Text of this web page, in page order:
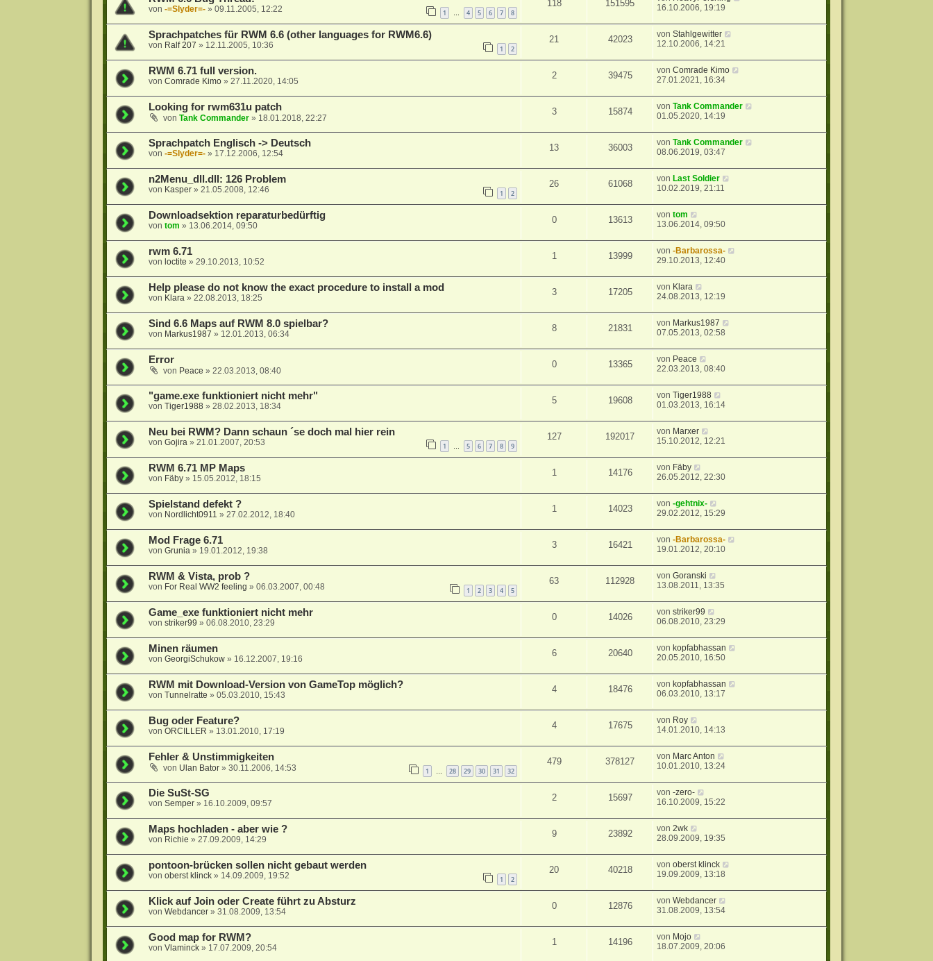
von -=Slyder=-» 09.11.2005, 12:22 1 … 4 5 6 7 8
118 151595
16.10.2006, 19:19
Sprachpatches für RWM 6.6 (other languages for RWM6.6)
von Ralf 207 » 12.11.2005, 10:36 1 2
21 42023 vonStahlgewitter
12.10.2006, 14:21
RWM 6.71 full version.
von Comrade Kimo» 27.11.2020, 14:05
2 39475 vonComrade Kimo
27.01.2021, 16:34
Looking for rwm631u patch
von Tank Commander» 18.01.2018, 22:27
3 15874 vonTank Commander
01.05.2020, 14:19
Sprachpatch Englisch -> Deutsch
von -=Slyder=-» 17.12.2006, 12:54
13 36003 vonTank Commander
08.06.2019, 03:47
n2Menu_dll.dll: 126 Problem
von Kasper» 21.05.2008, 12:46 1 2
26 61068 von Last Soldier
10.02.2019, 21:11
Downloadsektion reparaturbedürftig
von tom » 13.06.2014, 09:50
0 13613 vontom
13.06.2014, 09:50
rwm 6.71
von loctite » 29.10.2013, 10:52
1 13999 von-Barbarossa-
29.10.2013, 12:40
Help please do not know the exact procedure to install a mod
von Klara» 22.08.2013, 18:25
3 17205 von Klara
24.08.2013, 12:19
Sind 6.6 Maps auf RWM 8.0 spielbar?
von Markus1987 » 12.01.2013, 06:34
8 21831 von Markus1987
07.05.2013, 02:58
Error
von Peace » 22.03.2013, 08:40
0 13365 von Peace
22.03.2013, 08:40
"game.exe funktioniert nicht mehr"
von Tiger1988» 28.02.2013, 18:34
5 19608 vonTiger1988
01.03.2013, 16:14
Neu bei RWM? Dann schaun ´se doch mal hier rein
von Gojira» 21.01.2007, 20:53 1 … 5 6 7 8 9
127 192017 von Marxer
15.10.2012, 12:21
RWM 6.71 MP Maps
von Fäby» 15.05.2012, 18:15
1 14176 von Fäby
26.05.2012, 22:30
Spielstand defekt ?
von Nordlicht0911 » 27.02.2012, 18:40
1 14023 von-gehtnix-
29.02.2012, 15:29
Mod Frage 6.71
von Grunia» 19.01.2012, 19:38
3 16421 von-Barbarossa-
19.01.2012, 20:10
RWM & Vista, prob ?
von For Real WW2 feeling » 06.03.2007, 00:48 1 2 3 4 5
63 112928 vonGoranski
13.08.2011, 13:35
Game_exe funktioniert nicht mehr
von striker99 » 06.08.2010, 23:29
0 14026 vonstriker99
06.08.2010, 23:29
Minen räumen
von GeorgiSchukow» 16.12.2007, 19:16
6 20640 von kopfabhassan
20.05.2010, 16:50
RWM mit Download-Version von GameTop möglich?
von Tunnelratte » 05.03.2010, 15:43
4 18476 von kopfabhassan
06.03.2010, 13:17
Bug oder Feature?
von ORCILLER » 13.01.2010, 17:19
4 17675 von Roy
14.01.2010, 14:13
Fehler & Unstimmigkeiten
von Ulan Bator» 30.11.2006, 14:53 1 … 28 29 30 31 32
479 378127 von Marc Anton
10.01.2010, 13:24
Die SuSt-SG
von Semper» 16.10.2009, 09:57
2 15697 von-zero-
16.10.2009, 15:22
Maps hochladen - aber wie ?
von Richie » 27.09.2009, 14:29
9 23892 von2wk
28.09.2009, 19:35
pontoon-brücken sollen nicht gebaut werden
von oberst klinck» 14.09.2009, 19:52 1 2
20 40218 vonoberst klinck
19.09.2009, 13:18
Klick auf Join oder Create führt zu Absturz
von Webdancer» 31.08.2009, 13:54
0 12876 vonWebdancer
31.08.2009, 13:54
Good map for RWM?
von Vlaminck» 17.07.2009, 20:54
1 14196 von Mojo
18.07.2009, 20:06